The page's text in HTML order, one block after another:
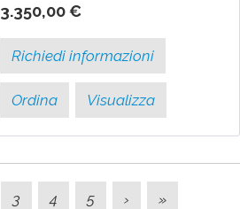
3.350,00 €
Richiedi informazioni
Ordina Visualizza
3 4 5 › »